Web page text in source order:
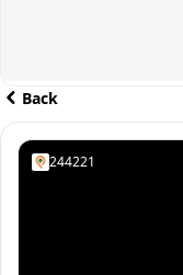
Back
244221